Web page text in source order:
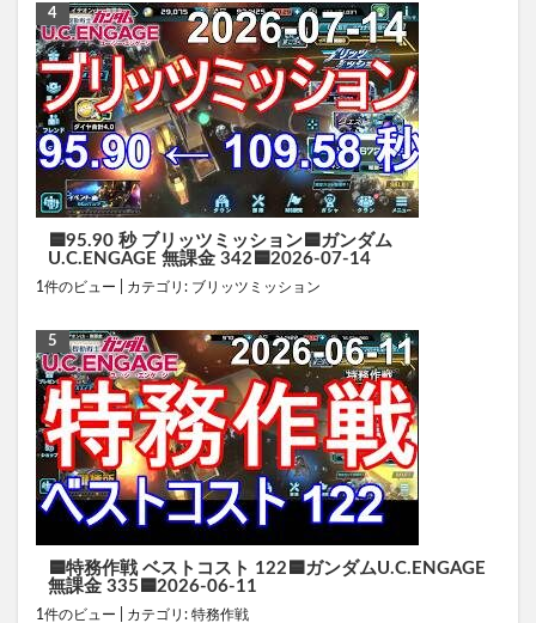
🟦95.90 秒 ブリッツミッション🟦ガンダム
U.C.ENGAGE 無課金 342🟦2026-07-14
1件のビュー カテゴリ: ブリッツミッション
🟦特務作戦 ベストコスト 122🟦ガンダムU.C.ENGAGE
無課金 335🟦2026-06-11
1件のビュー カテゴリ: 特務作戦